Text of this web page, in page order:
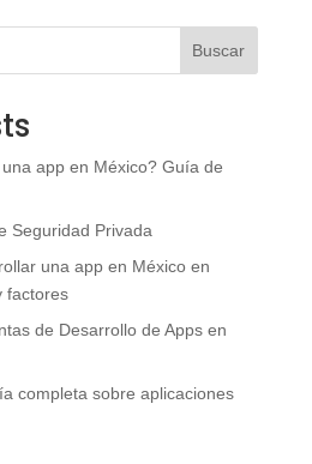
Buscar
app en México? Guía de
Seguridad Privada
una app en México en
factores
de Desarrollo de Apps en
completa sobre aplicaciones